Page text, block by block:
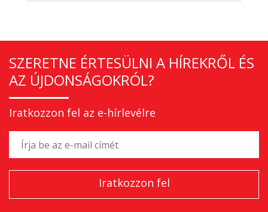
SZERETNE ÉRTESÜLNI A HÍREKRŐL ÉS
AZ ÚJDONSÁGOKRÓL?
Iratkozzon fel az e-hírlevélre